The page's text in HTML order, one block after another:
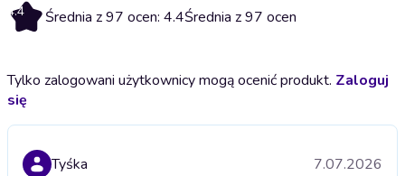
4.4 Średnia z 97 ocen: 4.4Średnia z 97 ocen
Tylko zalogowani użytkownicy mogą ocenić produkt. Zaloguj
się
Tyśka 7.07.2026